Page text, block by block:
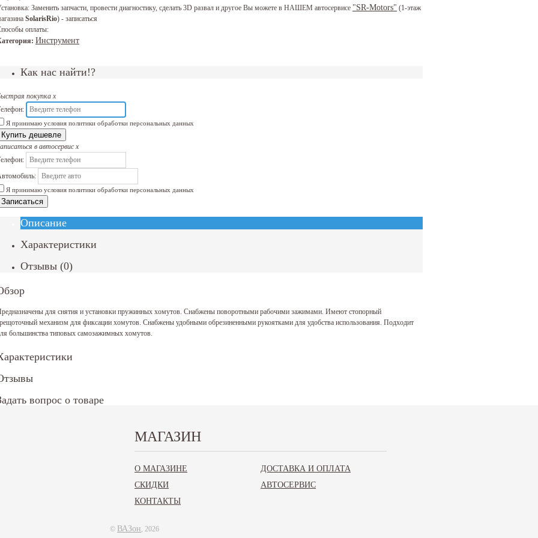
Заменить запчасти, провести диагностику, сделать 3D развал и другое Вы можете в НАШЕМ автосервисе "SR-Motors" (1-этаж
SolarisRio) - записаться
оплаты:
Инструмент
Как нас найти!?
покупка x
Я принимаю условия политики обработки персональных данных
Купить дешевле
в автосервис x
Я принимаю условия политики обработки персональных данных
Записаться
Описание
Характеристики
Отзывы (0)
для снятия и установки пружинных хомутов. Снабжены поворотными рабочими зажимами. Имеют стопорный
механизм для фиксации хомутов. Снабжены удобными обрезиненными рукоятками для удобства использования. Подходит
большинства типовых самозажимных хомутов.
вопрос о товаре
МАГАЗИН
О МАГАЗИНЕ
ДОСТАВКА И ОПЛАТА
СКИДКИ
АВТОСЕРВИС
КОНТАКТЫ
© ВАЗон , 2026